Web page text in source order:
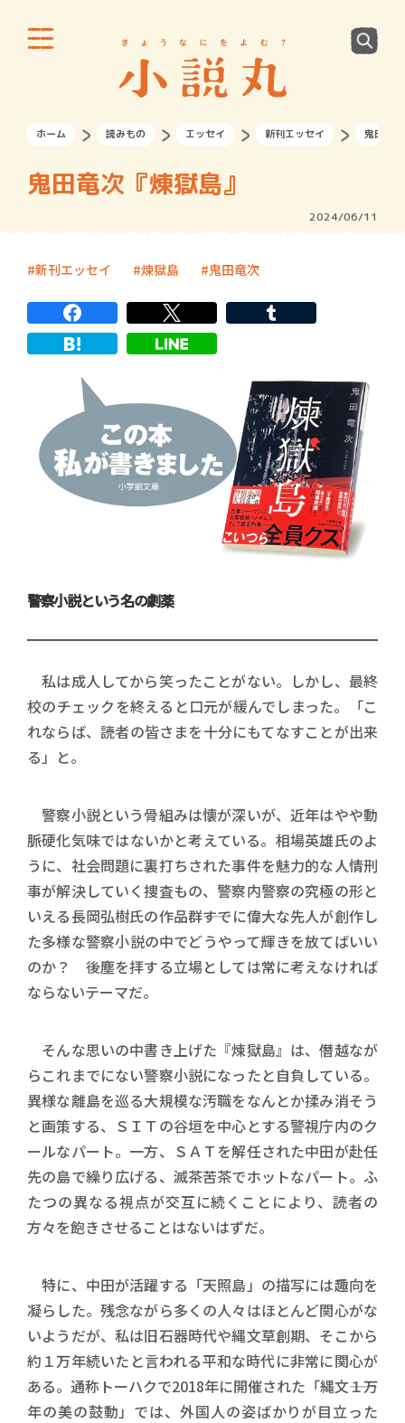
ホーム 読みもの エッセイ 新刊エッセイ 鬼田竜
鬼田竜次『煉獄島』
2024/06/11
新刊エッセイ 煉獄島 鬼田竜次
警察小説という名の劇薬
私は成人してから笑ったことがない。しかし、最終
校のチェックを終えると口元が緩んでしまった。「こ
れならば、読者の皆さまを十分にもてなすことが出来
る」と。
警察小説という骨組みは懐が深いが、近年はやや動
脈硬化気味ではないかと考えている。相場英雄氏のよ
うに、社会問題に裏打ちされた事件を魅力的な人情刑
事が解決していく捜査もの、警察内警察の究極の形と
いえる長岡弘樹氏の作品群――すでに偉大な先人が創作し
た多様な警察小説の中でどうやって輝きを放てばいい
のか？ 後塵を拝する立場としては常に考えなければ
ならないテーマだ。
そんな思いの中書き上げた『煉獄島』は、僭越なが
らこれまでにない警察小説になったと自負している。
異様な離島を巡る大規模な汚職をなんとか揉み消そう
と画策する、ＳＩＴの谷垣を中心とする警視庁内のク
ールなパート。一方、ＳＡＴを解任された中田が赴任
先の島で繰り広げる、滅茶苦茶でホットなパート。ふ
たつの異なる視点が交互に続くことにより、読者の
方々を飽きさせることはないはずだ。
特に、中田が活躍する「天照島」の描写には趣向を
凝らした。残念ながら多くの人々はほとんど関心がな
いようだが、私は旧石器時代や縄文草創期、そこから
約１万年続いたと言われる平和な時代に非常に関心が
ある。通称トーハクで2018年に開催された「縄文――１万
年の美の鼓動」では、外国人の姿ばかりが目立った